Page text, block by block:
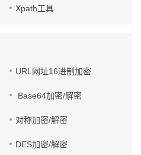
Xpath工具
URL网址16进制加密
Base64加密/解密
对称加密/解密
DES加密/解密